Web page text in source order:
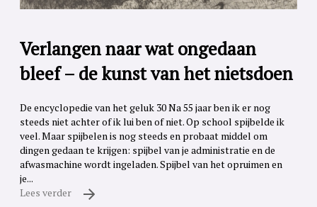
Verlangen naar wat ongedaan
bleef – de kunst van het nietsdoen
De encyclopedie van het geluk 30 Na 55 jaar ben ik er nog
steeds niet achter of ik lui ben of niet. Op school spijbelde ik
veel. Maar spijbelen is nog steeds en probaat middel om
dingen gedaan te krijgen: spijbel van je administratie en de
afwasmachine wordt ingeladen. Spijbel van het opruimen en
je...
Lees verder